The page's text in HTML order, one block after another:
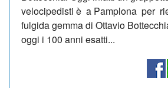
velocipedisti è a Pamplona per
fulgida gemma di Ottavio
oggi i 100 anni esatti...